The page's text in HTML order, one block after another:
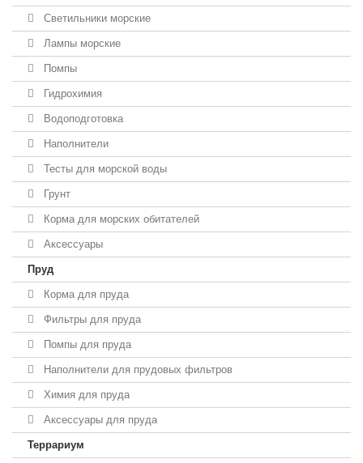
Светильники морские
Лампы морские
Помпы
Гидрохимия
Водоподготовка
Наполнители
Тесты для морской воды
Грунт
Корма для морских обитателей
Аксессуары
Пруд
Корма для пруда
Фильтры для пруда
Помпы для пруда
Наполнители для прудовых фильтров
Химия для пруда
Аксессуары для пруда
Террариум